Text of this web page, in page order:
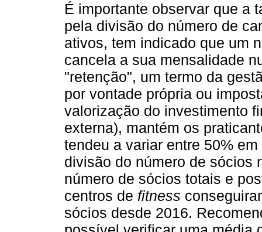
É importante observar que a
pela divisão do número de
ativos, tem indicado que um
cancela a sua mensalidade
"retenção", um termo da
por vontade própria ou
valorização do investimento
externa), mantém os
tendeu a variar entre 50%
divisão do número de sócios
número de sócios totais e
centros de fitness
sócios desde 2016.